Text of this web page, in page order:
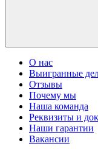
О нас
Выигранные
Отзывы
Почему мы
Наша команда
Реквизиты и
Наши гарантии
Вакансии